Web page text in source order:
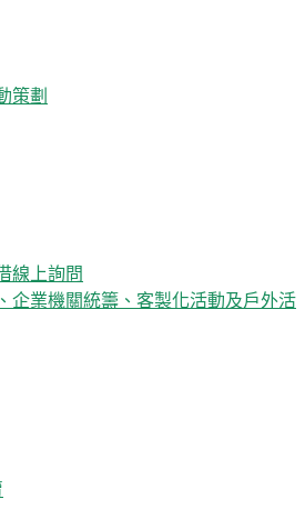
策劃
線上詢問